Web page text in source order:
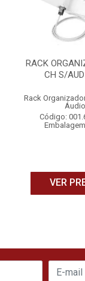
RACK
CH S/
Rack
Áudio
Código:
VER